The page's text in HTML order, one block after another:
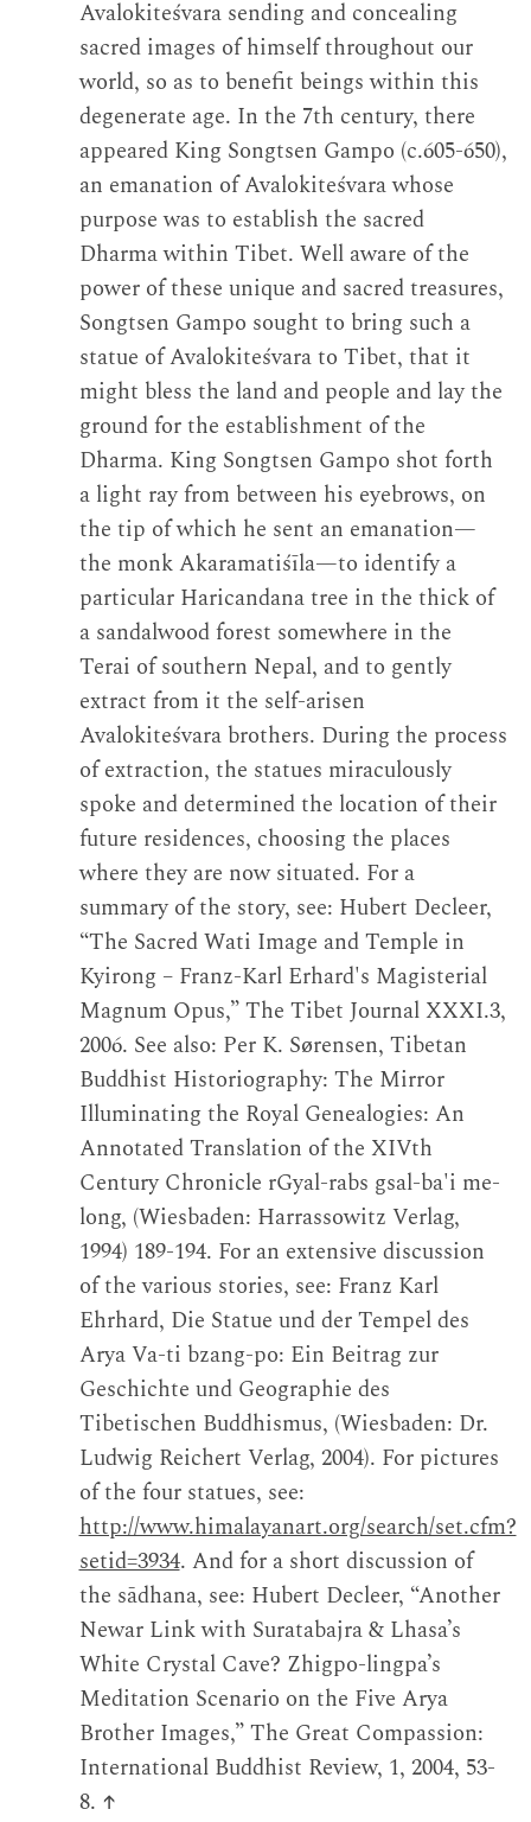
Avalokiteśvara sending and concealing
sacred images of himself throughout our
world, so as to benefit beings within this
degenerate age. In the 7th century, there
appeared King Songtsen Gampo (c.605-650),
an emanation of Avalokiteśvara whose
purpose was to establish the sacred
Dharma within Tibet. Well aware of the
power of these unique and sacred treasures,
Songtsen Gampo sought to bring such a
statue of Avalokiteśvara to Tibet, that it
might bless the land and people and lay the
ground for the establishment of the
Dharma. King Songtsen Gampo shot forth
a light ray from between his eyebrows, on
the tip of which he sent an emanation—
the monk Akaramatiśīla—to identify a
particular Haricandana tree in the thick of
a sandalwood forest somewhere in the
Terai of southern Nepal, and to gently
extract from it the self-arisen
Avalokiteśvara brothers. During the process
of extraction, the statues miraculously
spoke and determined the location of their
future residences, choosing the places
where they are now situated. For a
summary of the story, see: Hubert Decleer,
“The Sacred Wati Image and Temple in
Kyirong – Franz-Karl Erhard's Magisterial
Magnum Opus,” The Tibet Journal XXXI.3,
2006. See also: Per K. Sørensen, Tibetan
Buddhist Historiography: The Mirror
Illuminating the Royal Genealogies: An
Annotated Translation of the XIVth
Century Chronicle rGyal-rabs gsal-ba'i me-
long, (Wiesbaden: Harrassowitz Verlag,
1994) 189-194. For an extensive discussion
of the various stories, see: Franz Karl
Ehrhard, Die Statue und der Tempel des
Arya Va-ti bzang-po: Ein Beitrag zur
Geschichte und Geographie des
Tibetischen Buddhismus, (Wiesbaden: Dr.
Ludwig Reichert Verlag, 2004). For pictures
of the four statues, see:
http://www.himalayanart.org/search/set.cfm?
setid=3934. And for a short discussion of
the sādhana, see: Hubert Decleer, “Another
Newar Link with Suratabajra & Lhasa’s
White Crystal Cave? Zhigpo-lingpa’s
Meditation Scenario on the Five Arya
Brother Images,” The Great Compassion:
International Buddhist Review, 1, 2004, 53-
8. ↑